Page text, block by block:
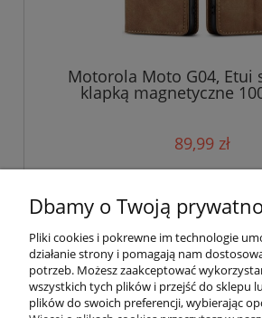
Motorola Moto G04, Etui
klapką magnetyczne
89,99 zł
Pomoc
Dbamy o Twoją
Pliki cookies i pokrewne im technologie
działanie strony i pomagają nam
potrzeb. Możesz zaakceptować
wszystkich tych plików i przejść do sklepu
plików do swoich preferencji, wybierając